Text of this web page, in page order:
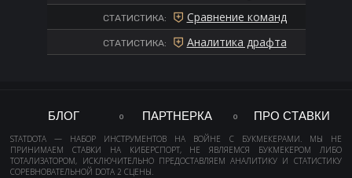
СТАТИСТИКА: Сравнение команд
СТАТИСТИКА: Аналитика драфта
БЛОГ ПАРТНЕРКА ПРО СТАВКИ
STATDOTA — НАБОР ИНСТРУМЕНТОВ НА ВОЙНЕ С БУКМЕКЕРАМИ. МЫ НЕ
ПРИНИМАЕМ СТАВКИ НА КИБЕРСПОРТ, НЕ ЯВЛЯЕМСЯ БУКМЕКЕРОМ ЛИБО
ТОТАЛИЗАТОРОМ, ИСКЛЮЧИТЕЛЬНО ПРЕДОСТАВЛЯЕМ АНАЛИТИКУ И СТАТИСТИКУ
СОРЕВНОВАТЕЛЬНОЙ DOTA 2 СЦЕНЫ.